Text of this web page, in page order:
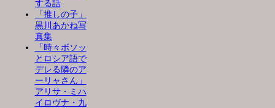
する話
「推しの子」
黒川あかね写
真集
「時々ボソッ
とロシア語で
デレる隣のア
ーリャさん」
アリサ・ミハ
イロヴナ・九